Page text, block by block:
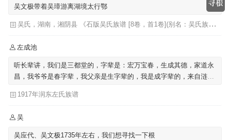
吴文极带着吴璋游离湖境太行鄂
吴氏，湖南，湘阴县 《石版吴氏族谱 [8卷，首1卷](别名：吴氏族谱)》
左成池
听长辈讲，我们是三都堂的，字辈是：宏万宝春，生成其德，家道永
昌，我爷爷是春字辈，我父亲是生字辈的，我是成字辈的，来自涟水
1917年润东左氏族谱
吴
吴应代、吴文极1735年左右，我们想寻找一下根